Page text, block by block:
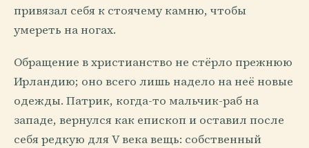
привязал себя к стоячему камню, чтобы
умереть на ногах.
Обращение в христианство не стёрло прежнюю
Ирландию; оно всего лишь надело на неё новые
одежды. Патрик, когда-то мальчик-раб на
западе, вернулся как епископ и оставил после
себя редкую для V века вещь: собственный